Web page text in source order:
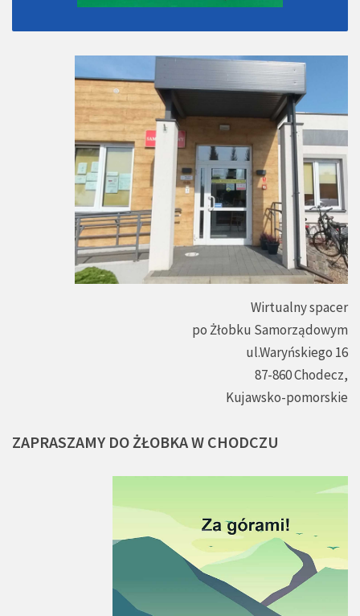
Wirtualny spacer
po Żłobku Samorządowym
ul.Waryńskiego 16
87-860 Chodecz,
Kujawsko-pomorskie
ZAPRASZAMY DOŻŁOBKAW CHODCZU